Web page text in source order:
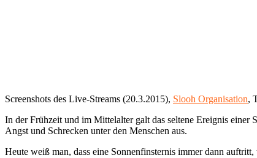
Screenshots des Live-Streams (20.3.2015), Slooh Organisation,
In der Frühzeit und im Mittelalter galt das seltene Ereignis einer
Angst und Schrecken unter den Menschen aus.
Heute weiß man, dass eine Sonnenfinsternis immer dann